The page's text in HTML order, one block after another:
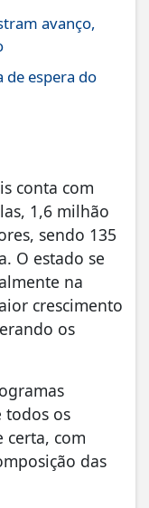
avanço,
de espera do
conta com
1,6 milhão
sendo 135
O estado se
na
crescimento
os
todos os
certa, com
das